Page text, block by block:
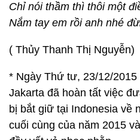
Chỉ nói thầm thì thôi một
Nắm tay em rồi anh nhé
( Thủy Thanh Thị Nguyễn)
* Ngày Thứ tư, 23/12/
Jakarta đã hoàn tất việc
bị bắt giữ tại Indonesia
cuối cùng của năm 2015